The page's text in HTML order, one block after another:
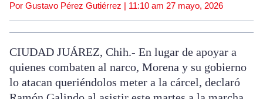
Por Gustavo Pérez Gutiérrez | 11:10 am 27 mayo, 2026
CIUDAD JUÁREZ, Chih.- En lugar de apoyar a
quienes combaten al narco, Morena y su gobierno
lo atacan queriéndolos meter a la cárcel, declaró